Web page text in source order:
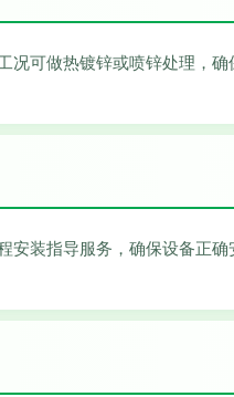
可做热镀锌或喷锌处理，确
装指导服务，确保设备正确